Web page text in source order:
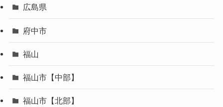
広島県
府中市
福山
福山市【中部】
福山市【北部】